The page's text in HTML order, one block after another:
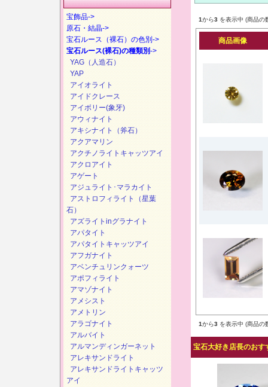
1から3 を表示中 (商品の
商品画像
1から3 を表示中 (商品の
宝石大好き店長のおす
宝飾品->
原石・結晶->
宝石ルース（裸石）の色別->
宝石ルース(裸石)の種類別->
YAG（人造石）
YAP
アイオライト
アイドクレース
アイボリー(象牙)
アウィナイト
アキシナイト（斧石）
アクアマリン
アクチノライトキャッツアイ
アクロアイト
アゲート
アジュライト･マラカイト
アストロフィライト（星葉
石）
アズライトinグラナイト
アパタイト
アパタイトキャッツアイ
アフガナイト
アベンチュリンクォーツ
アポフィライト
アマゾナイト
アメシスト
アメトリン
アラゴナイト
アルバイト
アルマンディンガーネット
アレキサンドライト
アレキサンドライトキャッツ
アイ